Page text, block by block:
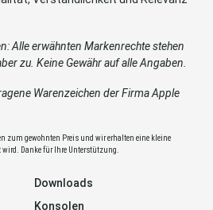
Alle erwähnten Markenrechte stehen
zu. Keine Gewähr auf alle Angaben.
Warenzeichen der Firma Apple
zum gewohnten Preis und wir erhalten eine kleine
Danke für Ihre Unterstützung.
Downloads
Konsolen